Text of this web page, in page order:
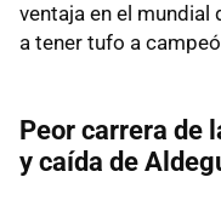
ventaja en el mundial
a tener tufo a
Peor carrera de
y caída de